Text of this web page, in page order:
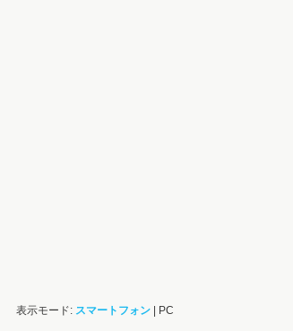
表示モード: スマートフォン | PC